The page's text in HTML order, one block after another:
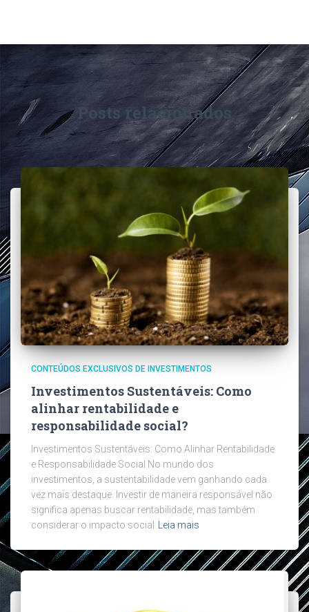
Posts relacionados
CONTEÚDOS EXCLUSIVOS DE INVESTIMENTOS
Investimentos Sustentáveis: Como
alinhar rentabilidade e
responsabilidade social?
Investimentos Sustentáveis: Como Alinhar Rentabilidade
e Responsabilidade Social No mundo dos
investimentos, a sustentabilidade vem ganhando cada
vez mais destaque. Investir de maneira responsável não
significa apenas buscar rentabilidade, mas também
considerar o impacto social
Leia mais